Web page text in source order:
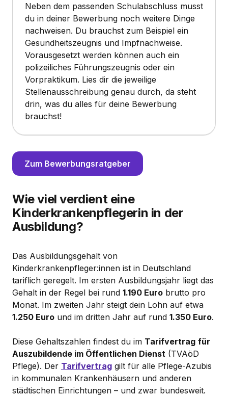
Neben dem passenden Schulabschluss musst
du in deiner Bewerbung noch weitere Dinge
nachweisen. Du brauchst zum Beispiel ein
Gesundheitszeugnis und Impfnachweise.
Vorausgesetzt werden können auch ein
polizeiliches Führungszeugnis oder ein
Vorpraktikum. Lies dir die jeweilige
Stellenausschreibung genau durch, da steht
drin, was du alles für deine Bewerbung
brauchst!
Zum Bewerbungsratgeber
Wie viel verdient eine
Kinderkrankenpflegerin in der
Ausbildung?
Das Ausbildungsgehalt von
Kinderkrankenpfleger:innen ist in Deutschland
tariflich geregelt. Im ersten Ausbildungsjahr liegt das
Gehalt in der Regel bei rund 1.190 Euro brutto pro
Monat. Im zweiten Jahr steigt dein Lohn auf etwa
1.250 Euro und im dritten Jahr auf rund 1.350 Euro.
Diese Gehaltszahlen findest du im Tarifvertrag für
Auszubildende im Öffentlichen Dienst (TVAöD
Pflege). Der Tarifvertrag gilt für alle Pflege-Azubis
in kommunalen Krankenhäusern und anderen
städtischen Einrichtungen – und zwar bundesweit.